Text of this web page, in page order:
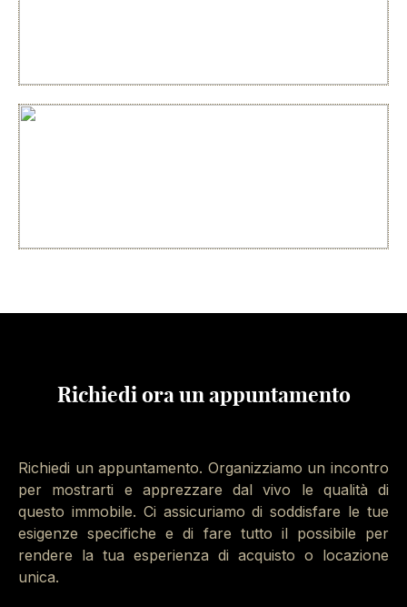
Caratteristiche della Zona
Inverno e Monteleone è una località che unisce la
tranquillità della provincia di Pavia con la comodità di
accesso ai principali servizi e alle infrastrutture
circostanti. Il terreno si trova in una posizione
strategica garantendo una qualità di vita elevata e un
ambiente sereno.
informazioni per approfondire le potenzialità di
Santalfredo.
Potrebbe interessarti la lettura dell’articolo dedicato:
“Acquisto Terreno Edificabile Cosa Sapere“
Richiedi ora un appuntamento
Richiedi un appuntamento. Organizziamo un incontro
per mostrarti e apprezzare dal vivo le qualità di
questo immobile. Ci assicuriamo di soddisfare le tue
esigenze specifiche e di fare tutto il possibile per
rendere la tua esperienza di acquisto o locazione
unica.